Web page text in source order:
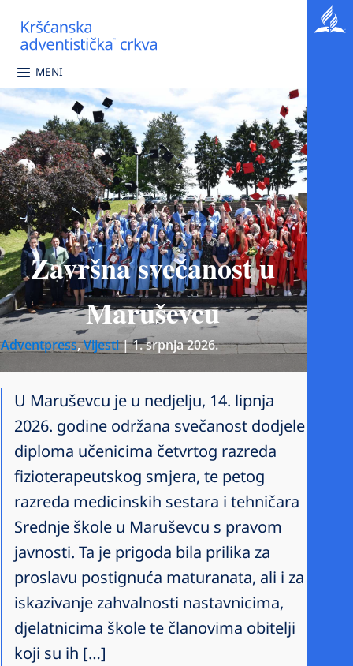
MENI
Završna svečanost u
Maruševcu
Adventpress,Vijesti|1. srpnja 2026.
U Maruševcu je u nedjelju, 14. lipnja
2026. godine održana svečanost dodjele
diploma učenicima četvrtog razreda
fizioterapeutskog smjera, te petog
razreda medicinskih sestara i tehničara
Srednje škole u Maruševcu s pravom
javnosti. Ta je prigoda bila prilika za
proslavu postignuća maturanata, ali i za
iskazivanje zahvalnosti nastavnicima,
djelatnicima škole te članovima obitelji
koji su ih […]